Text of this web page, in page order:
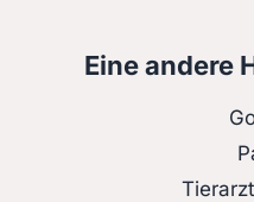
Eine andere